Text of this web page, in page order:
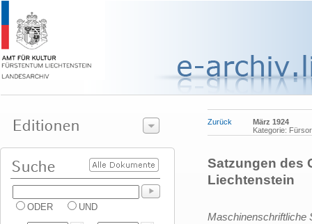
ODER UND
Zurück
März 1924
Kategorie:
Satzungen des
Liechtenstein
Maschinenschriftliche